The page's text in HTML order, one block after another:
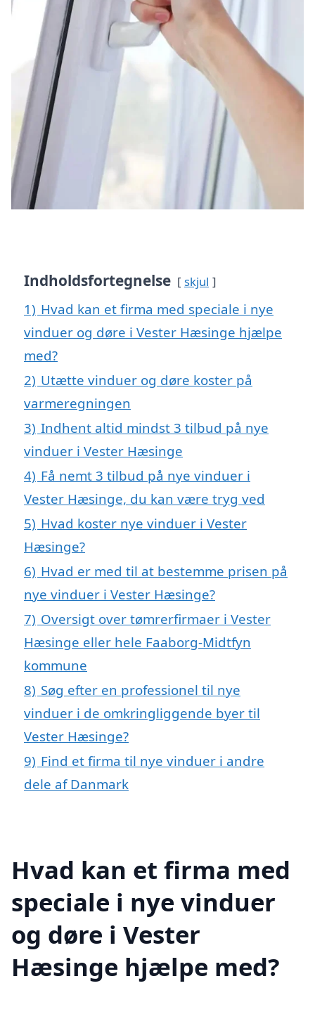
Indholdsfortegnelse skjul
1) Hvad kan et firma med speciale i nye
vinduer og døre i Vester Hæsinge hjælpe
med?
2) Utætte vinduer og døre koster på
varmeregningen
3) Indhent altid mindst 3 tilbud på nye
vinduer i Vester Hæsinge
4) Få nemt 3 tilbud på nye vinduer i
Vester Hæsinge, du kan være tryg ved
5) Hvad koster nye vinduer i Vester
Hæsinge?
6) Hvad er med til at bestemme prisen på
nye vinduer i Vester Hæsinge?
7) Oversigt over tømrerfirmaer i Vester
Hæsinge eller hele Faaborg-Midtfyn
kommune
8) Søg efter en professionel til nye
vinduer i de omkringliggende byer til
Vester Hæsinge?
9) Find et firma til nye vinduer i andre
dele af Danmark
Hvad kan et firma med
speciale i nye vinduer
og døre i Vester
Hæsinge hjælpe med?